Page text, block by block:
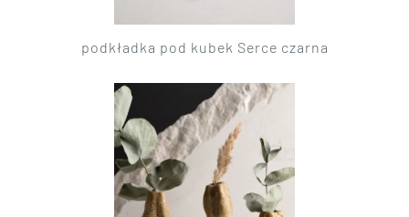
podkładka pod kubek Serce czarna